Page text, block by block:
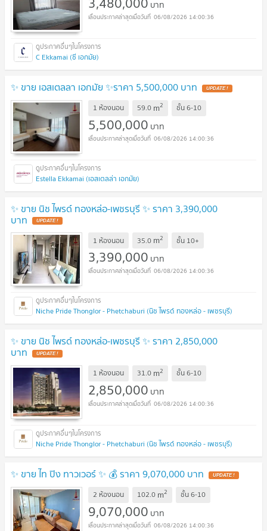
บาท
06/08/2026 14:00:36
C Ekkamai (ซี เอกมัย)
✨ ขาย เอสเตลลา เอกมัย ✨ราคา 5,500,000 บาท UPDATE !
1 ห้องนอน 59.0 m2 ชั้น6-10
5,500,000 บาท
06/08/2026 14:00:36
Estella Ekkamai (เอสเตลล่า เอกมัย)
✨ ขาย นิช ไพรด์ ทองหล่อ-เพชรบุรี ✨ ราคา 3,390,000
บาท UPDATE !
1 ห้องนอน 35.0 m2 ชั้น 10+
3,390,000 บาท
06/08/2026 14:00:36
Niche Pride Thonglor - Phetchaburi (นิช ไพรด์ ทองหล่อ - เพชรบุรี)
✨ ขาย นิช ไพรด์ ทองหล่อ-เพชรบุรี ✨ ราคา 2,850,000
บาท UPDATE !
1 ห้องนอน 31.0 m2 ชั้น6-10
2,850,000 บาท
06/08/2026 14:00:36
Niche Pride Thonglor - Phetchaburi (นิช ไพรด์ ทองหล่อ - เพชรบุรี)
✨ ขาย ไท ปิง ทาวเวอร์ ✨ 💰 ราคา 9,070,000 บาท UPDATE !
2 ห้องนอน 102.0 m2 ชั้น6-10
9,070,000 บาท
06/08/2026 14:00:36